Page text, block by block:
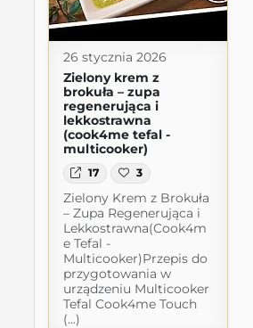
26 stycznia 2026
Zielony krem z
brokuła – zupa
regenerująca i
lekkostrawna
(cook4me tefal -
multicooker)
17 3
Zielony Krem z Brokuła
– Zupa Regenerująca i
Lekkostrawna(Cook4m
e Tefal -
Multicooker)Przepis do
przygotowania w
urządzeniu Multicooker
Tefal Cook4me Touch
(...)